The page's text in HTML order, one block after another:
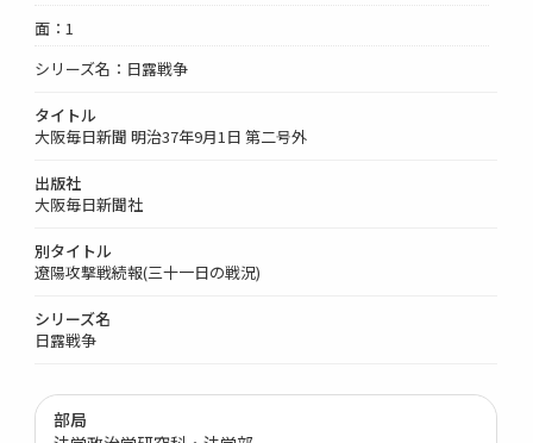
面：1
シリーズ名：日露戦争
タイトル
大阪毎日新聞 明治37年9月1日 第二号外
出版社
大阪毎日新聞社
別タイトル
遼陽攻撃戦続報(三十一日の戦況)
シリーズ名
日露戦争
部局